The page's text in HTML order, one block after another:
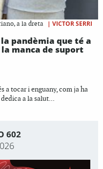
a la dreta | VICTOR SERRI
pandèmia que té a
manca de suport
a tocar i enguany, com ja ha
a la salut...
602